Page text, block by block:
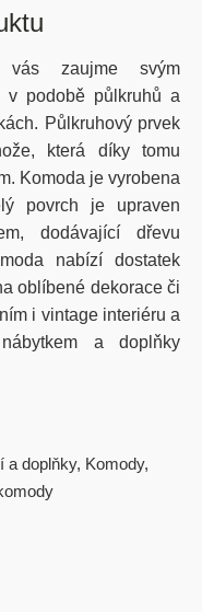
vás zaujme svým
v podobě půlkruhů a
Půlkruhový prvek
která díky tomu
Komoda je vyrobena
povrch je upraven
dodávající dřevu
nabízí dostatek
oblíbené dekorace či
i vintage interiéru a
a doplňky
a doplňky, Komody,